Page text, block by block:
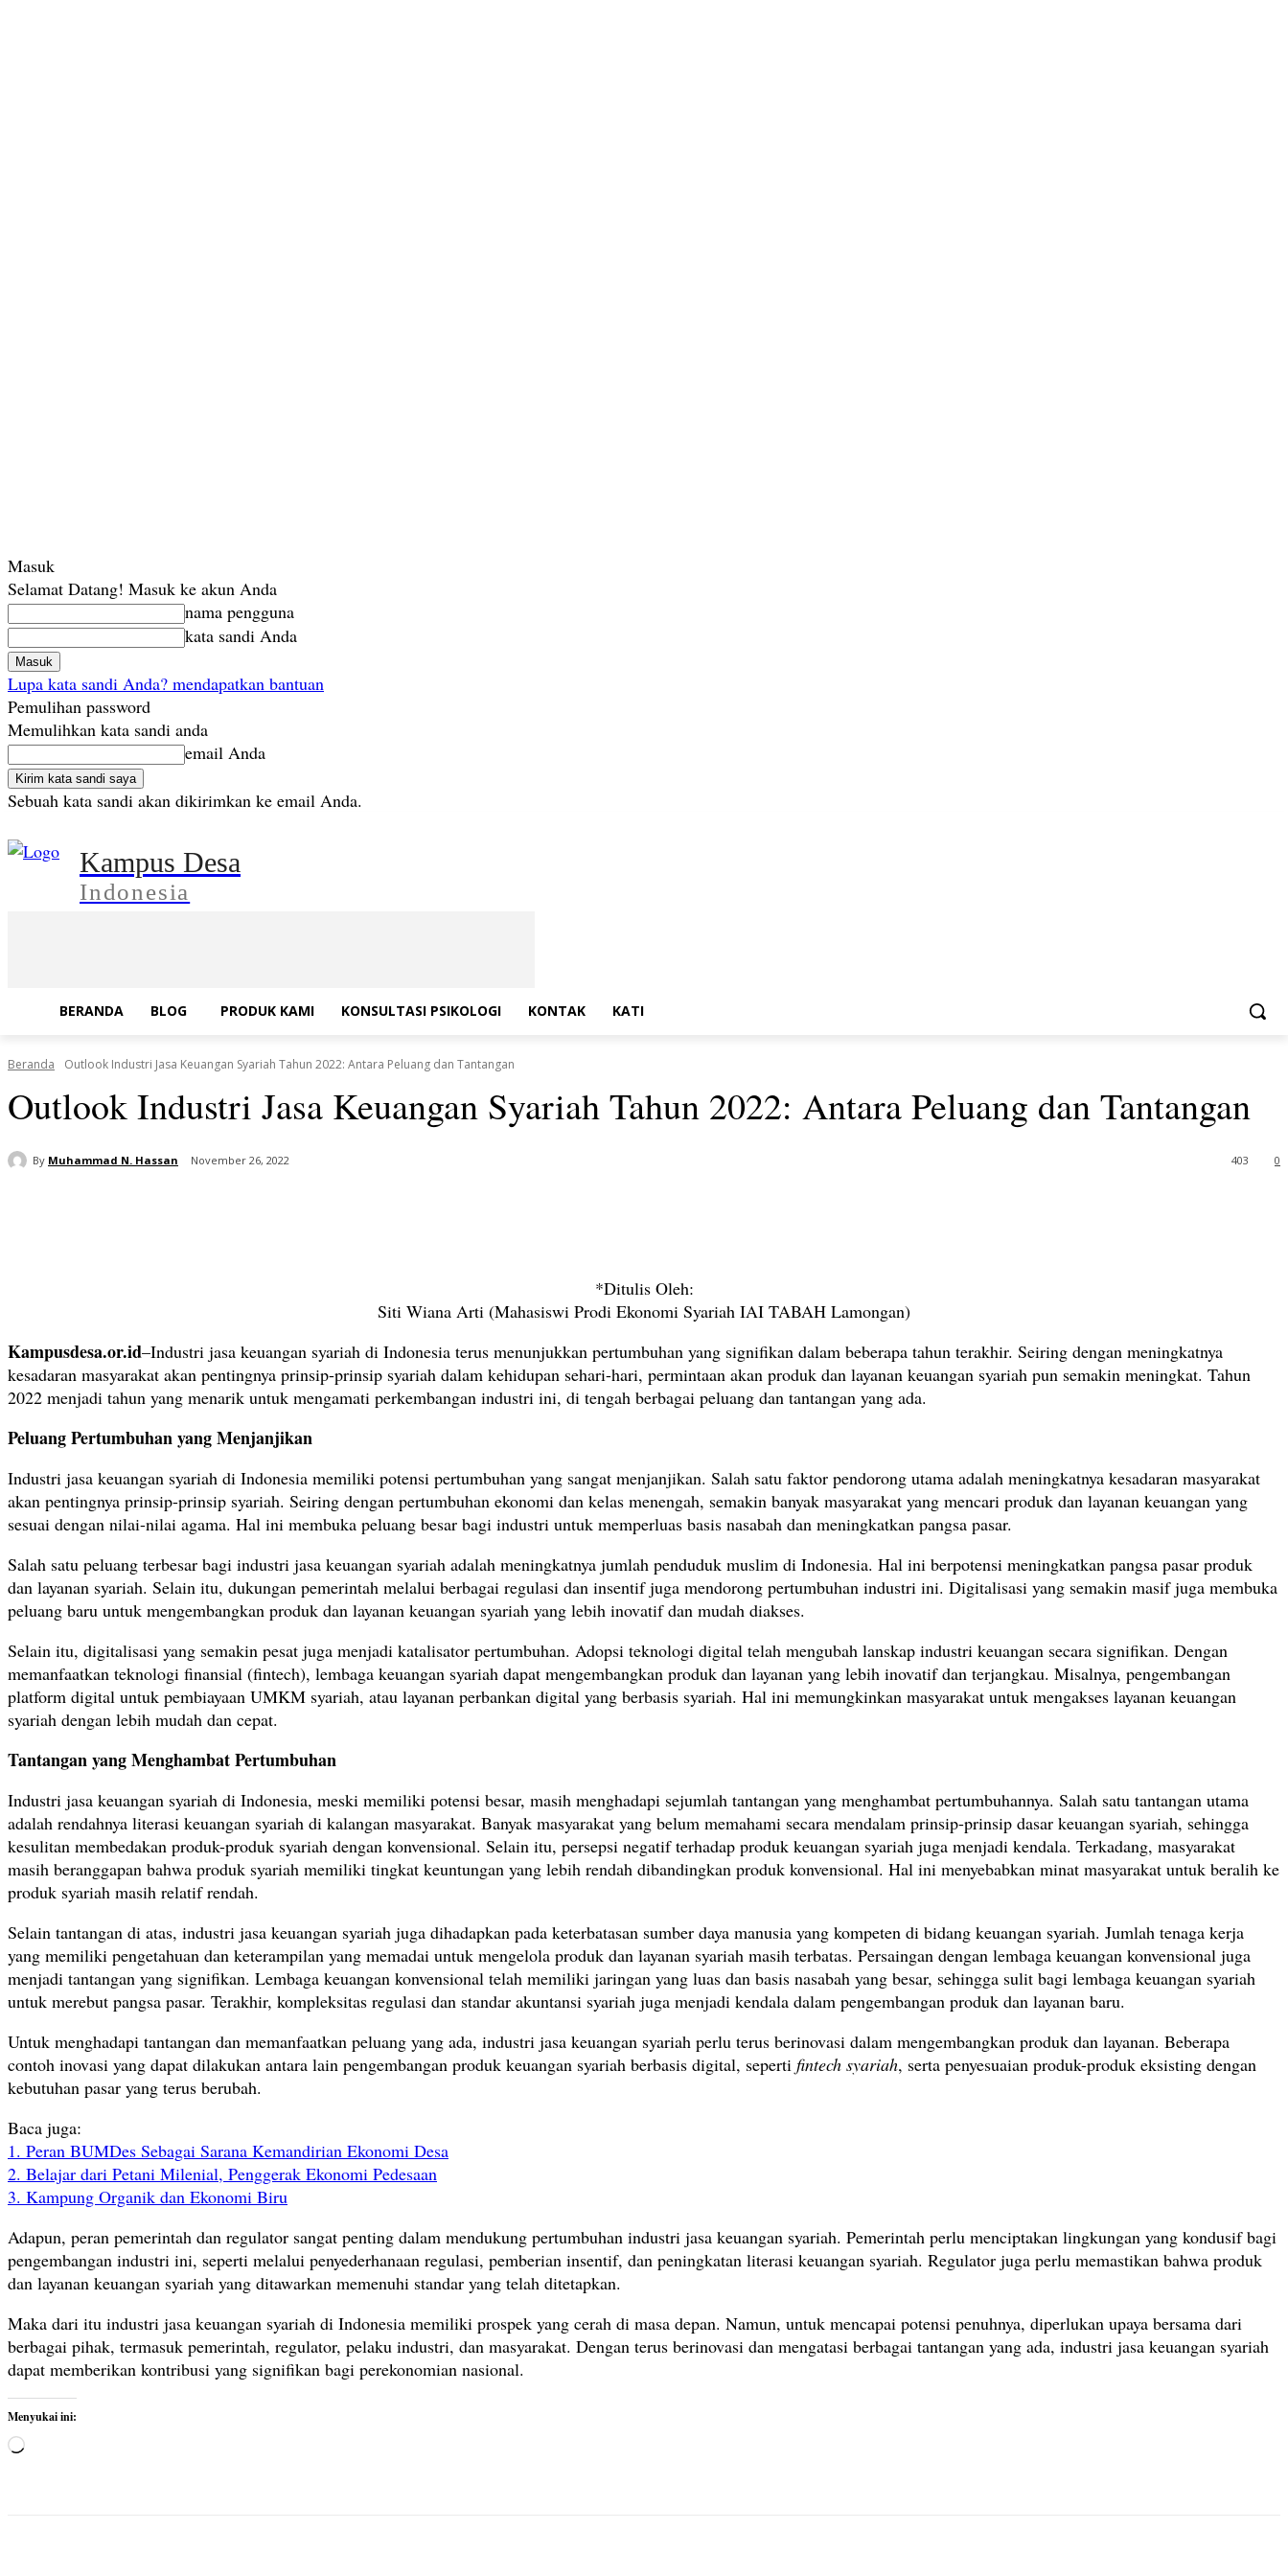
Masuk
Selamat Datang! Masuk ke akun Anda
nama pengguna
kata sandi Anda
Lupa kata sandi Anda? mendapatkan bantuan
Pemulihan password
Memulihkan kata sandi anda
email Anda
Sebuah kata sandi akan dikirimkan ke email Anda.
Kampus Desa
Indonesia
BERANDA BLOG PRODUK KAMI KONSULTASI PSIKOLOGI KONTAK KATI
Beranda Outlook Industri Jasa Keuangan Syariah Tahun 2022: Antara Peluang dan Tantangan
Outlook Industri Jasa Keuangan Syariah Tahun 2022: Antara Peluang dan Tantangan
By Muhammad N. Hassan November 26, 2022 0
403
*Ditulis Oleh:
Siti Wiana Arti (Mahasiswi Prodi Ekonomi Syariah IAI TABAH Lamongan)
Kampusdesa.or.id–Industri jasa keuangan syariah di Indonesia terus menunjukkan pertumbuhan yang signifikan dalam beberapa tahun terakhir. Seiring dengan meningkatnya
kesadaran masyarakat akan pentingnya prinsip-prinsip syariah dalam kehidupan sehari-hari, permintaan akan produk dan layanan keuangan syariah pun semakin meningkat. Tahun
2022 menjadi tahun yang menarik untuk mengamati perkembangan industri ini, di tengah berbagai peluang dan tantangan yang ada.
Peluang Pertumbuhan yang Menjanjikan
Industri jasa keuangan syariah di Indonesia memiliki potensi pertumbuhan yang sangat menjanjikan. Salah satu faktor pendorong utama adalah meningkatnya kesadaran masyarakat
akan pentingnya prinsip-prinsip syariah. Seiring dengan pertumbuhan ekonomi dan kelas menengah, semakin banyak masyarakat yang mencari produk dan layanan keuangan yang
sesuai dengan nilai-nilai agama. Hal ini membuka peluang besar bagi industri untuk memperluas basis nasabah dan meningkatkan pangsa pasar.
Salah satu peluang terbesar bagi industri jasa keuangan syariah adalah meningkatnya jumlah penduduk muslim di Indonesia. Hal ini berpotensi meningkatkan pangsa pasar produk
dan layanan syariah. Selain itu, dukungan pemerintah melalui berbagai regulasi dan insentif juga mendorong pertumbuhan industri ini. Digitalisasi yang semakin masif juga membuka
peluang baru untuk mengembangkan produk dan layanan keuangan syariah yang lebih inovatif dan mudah diakses.
Selain itu, digitalisasi yang semakin pesat juga menjadi katalisator pertumbuhan. Adopsi teknologi digital telah mengubah lanskap industri keuangan secara signifikan. Dengan
memanfaatkan teknologi finansial (fintech), lembaga keuangan syariah dapat mengembangkan produk dan layanan yang lebih inovatif dan terjangkau. Misalnya, pengembangan
platform digital untuk pembiayaan UMKM syariah, atau layanan perbankan digital yang berbasis syariah. Hal ini memungkinkan masyarakat untuk mengakses layanan keuangan
syariah dengan lebih mudah dan cepat.
Tantangan yang Menghambat Pertumbuhan
Industri jasa keuangan syariah di Indonesia, meski memiliki potensi besar, masih menghadapi sejumlah tantangan yang menghambat pertumbuhannya. Salah satu tantangan utama
adalah rendahnya literasi keuangan syariah di kalangan masyarakat. Banyak masyarakat yang belum memahami secara mendalam prinsip-prinsip dasar keuangan syariah, sehingga
kesulitan membedakan produk-produk syariah dengan konvensional. Selain itu, persepsi negatif terhadap produk keuangan syariah juga menjadi kendala. Terkadang, masyarakat
masih beranggapan bahwa produk syariah memiliki tingkat keuntungan yang lebih rendah dibandingkan produk konvensional. Hal ini menyebabkan minat masyarakat untuk beralih ke
produk syariah masih relatif rendah.
Selain tantangan di atas, industri jasa keuangan syariah juga dihadapkan pada keterbatasan sumber daya manusia yang kompeten di bidang keuangan syariah. Jumlah tenaga kerja
yang memiliki pengetahuan dan keterampilan yang memadai untuk mengelola produk dan layanan syariah masih terbatas. Persaingan dengan lembaga keuangan konvensional juga
menjadi tantangan yang signifikan. Lembaga keuangan konvensional telah memiliki jaringan yang luas dan basis nasabah yang besar, sehingga sulit bagi lembaga keuangan syariah
untuk merebut pangsa pasar. Terakhir, kompleksitas regulasi dan standar akuntansi syariah juga menjadi kendala dalam pengembangan produk dan layanan baru.
Untuk menghadapi tantangan dan memanfaatkan peluang yang ada, industri jasa keuangan syariah perlu terus berinovasi dalam mengembangkan produk dan layanan. Beberapa
contoh inovasi yang dapat dilakukan antara lain pengembangan produk keuangan syariah berbasis digital, seperti fintech syariah, serta penyesuaian produk-produk eksisting dengan
kebutuhan pasar yang terus berubah.
Baca juga:
1. Peran BUMDes Sebagai Sarana Kemandirian Ekonomi Desa
2. Belajar dari Petani Milenial, Penggerak Ekonomi Pedesaan
3. Kampung Organik dan Ekonomi Biru
Adapun, peran pemerintah dan regulator sangat penting dalam mendukung pertumbuhan industri jasa keuangan syariah. Pemerintah perlu menciptakan lingkungan yang kondusif bagi
pengembangan industri ini, seperti melalui penyederhanaan regulasi, pemberian insentif, dan peningkatan literasi keuangan syariah. Regulator juga perlu memastikan bahwa produk
dan layanan keuangan syariah yang ditawarkan memenuhi standar yang telah ditetapkan.
Maka dari itu industri jasa keuangan syariah di Indonesia memiliki prospek yang cerah di masa depan. Namun, untuk mencapai potensi penuhnya, diperlukan upaya bersama dari
berbagai pihak, termasuk pemerintah, regulator, pelaku industri, dan masyarakat. Dengan terus berinovasi dan mengatasi berbagai tantangan yang ada, industri jasa keuangan syariah
dapat memberikan kontribusi yang signifikan bagi perekonomian nasional.
Menyukai ini:
M